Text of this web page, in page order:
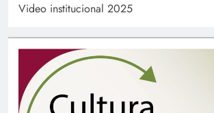
Video institucional 2025